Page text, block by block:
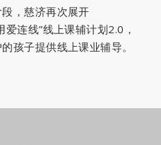
，慈济再次展开
连线”线上课辅计划2.0，
孩子提供线上课业辅导。